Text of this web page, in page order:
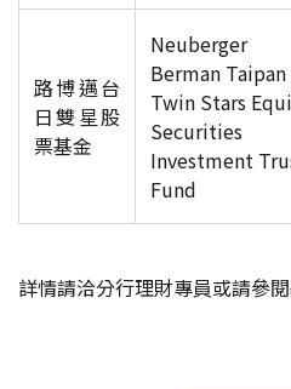
路博邁台
日雙星股
票基金
Neuberger
Berman Taipan
Twin Stars
Securities
Investment
Fund
詳情請洽分行理財專員或請參